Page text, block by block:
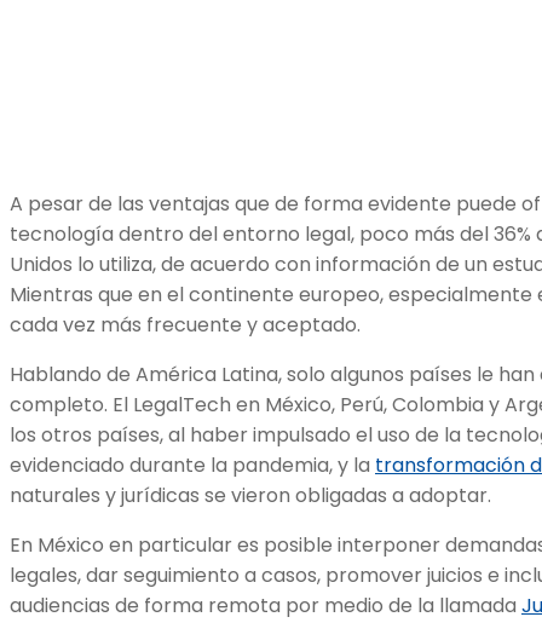
A pesar de las ventajas que de forma evidente puede
tecnología dentro del entorno legal, poco más del 36%
Unidos lo utiliza, de acuerdo con información de un
Mientras que en el continente europeo, especialmente
cada vez más frecuente y aceptado.
Hablando de América Latina, solo algunos países le
completo. El LegalTech en México, Perú, Colombia y
los otros países, al haber impulsado el uso de la
evidenciado durante la pandemia, y la transformación
naturales y jurídicas se vieron obligadas a adoptar.
En México en particular es posible interponer
legales, dar seguimiento a casos, promover juicios e
audiencias de forma remota por medio de la llamada